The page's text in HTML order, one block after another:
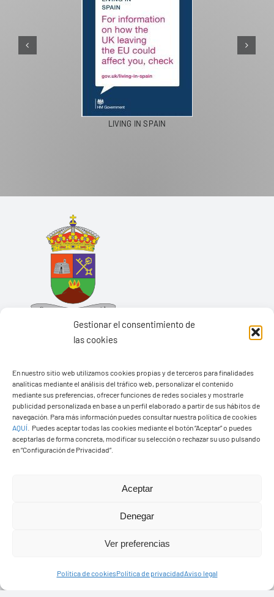
Gestionar el consentimiento de
las cookies
En nuestro sitio web utilizamos cookies propias y de terceros para finalidades
analíticas mediante el análisis del tráfico web, personalizar el contenido
mediante sus preferencias, ofrecer funciones de redes sociales y mostrarle
publicidad personalizada en base a un perfil elaborado a partir de sus hábitos de
navegación. Para más información puedes consultar nuestra política de cookies
AQUÍ
Puedes aceptar todas las cookies mediante el botón “Aceptar” o puedes
aceptarlas de forma concreta, modificar su selección o rechazar su uso pulsando
en “Configuración de Privacidad”.
Aceptar
Denegar
Ver preferencias
Política de cookiesPolítica de privacidadAviso legal
LIVING IN SPAIN
Ayuntamiento de Yaiza
Pza. de Los Remedios, 1
35570 – Yaiza
Tel:928 83 62 20
© Copyright2026 Ayuntamiento de Yaiza - Todos los